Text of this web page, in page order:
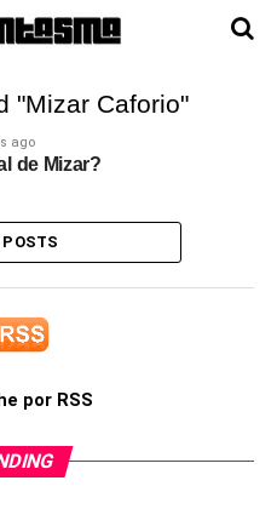
"Mizar Caforio"
ago
de Mizar?
POSTS
por RSS